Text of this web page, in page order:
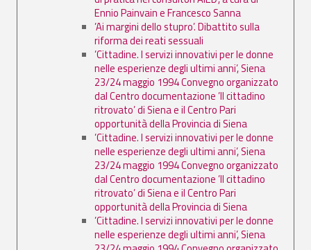
Ennio Painvain e Francesco Sanna
’Ai margini dello stupro’. Dibattito sulla
riforma dei reati sessuali
’Cittadine. I servizi innovativi per le donne
nelle esperienze degli ultimi anni’, Siena
23/24 maggio 1994 Convegno organizzato
dal Centro documentazione ’Il cittadino
ritrovato’ di Siena e il Centro Pari
opportunità della Provincia di Siena
’Cittadine. I servizi innovativi per le donne
nelle esperienze degli ultimi anni’, Siena
23/24 maggio 1994 Convegno organizzato
dal Centro documentazione ’Il cittadino
ritrovato’ di Siena e il Centro Pari
opportunità della Provincia di Siena
’Cittadine. I servizi innovativi per le donne
nelle esperienze degli ultimi anni’, Siena